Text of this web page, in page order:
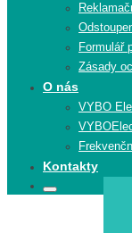
Formulář
Zásady
O nás
VYBO
Kontakty
Search
Search